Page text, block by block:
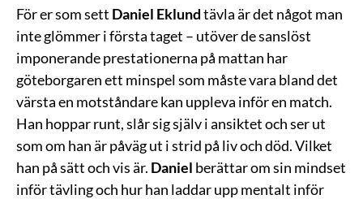
För er som sett Daniel Eklundtävla är det något man
inte glömmer i första taget – utöver de sanslöst
imponerande prestationerna på mattan har
göteborgaren ett minspel som måste vara bland det
värsta en motståndare kan uppleva inför en match.
Han hoppar runt, slår sig själv i ansiktet och ser ut
som om han är påväg ut i strid på liv och död. Vilket
han på sätt och vis är. Daniel berättar om sin mindset
inför tävling och hur han laddar upp mentalt inför